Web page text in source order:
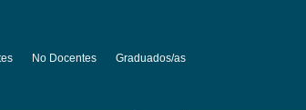
No Docentes Graduados/as